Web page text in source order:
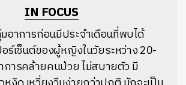
IN FOCUS
อาการก่อนมีประจำเดือนที่พบได้
อร์เซ็นต์ของผู้หญิงในวัยระหว่าง 20-
การคล้ายคนป่วย ไม่สบายตัว มี